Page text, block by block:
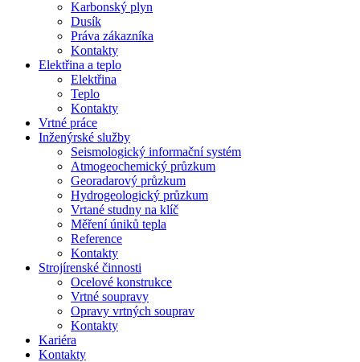
Karbonský plyn
Dusík
Práva zákazníka
Kontakty
Elektřina a teplo
Elektřina
Teplo
Kontakty
Vrtné práce
Inženýrské služby
Seismologický informační systém
Atmogeochemický průzkum
Georadarový průzkum
Hydrogeologický průzkum
Vrtané studny na klíč
Měření úniků tepla
Reference
Kontakty
Strojírenské činnosti
Ocelové konstrukce
Vrtné soupravy
Opravy vrtných souprav
Kontakty
Kariéra
Kontakty